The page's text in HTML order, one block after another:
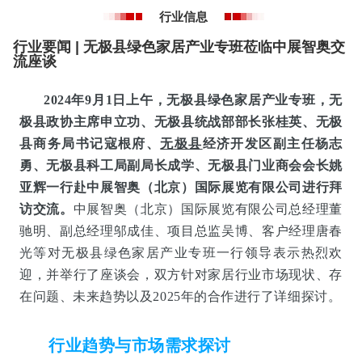
资料下载
参展联络
行业信息
行业要闻 | 无极县绿色家居产业专班莅临中展智奥交
流座谈
2024年9月1日上午，无极县绿色家居产业专班，无
极县政协主席申立功、无极县统战部部长张桂英、无极
县商务局书记寇根府、无极县经济开发区副主任杨志
勇、无极县科工局副局长成学、无极县门业商会会长姚
亚辉一行赴中展智奥（北京）国际展览有限公司进行拜
访交流。 中展智奥（北京）国际展览有限公司总经理董
驰明、副总经理邬成佳、项目总监吴博、客户经理唐春
光等对无极县绿色家居产业专班一行领导表示热烈欢
迎，并举行了座谈会， 双方针对家居行业市场现状、存
在问题、未来趋势以及2025年的合作进行了详细探讨。
行业趋势与市场需求探讨